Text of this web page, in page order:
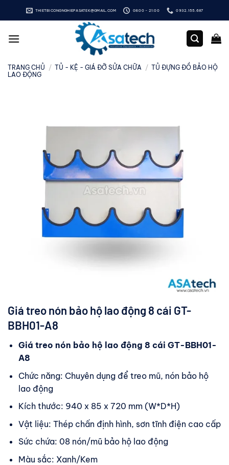
qua
dung
THIETBICONGNGHIEPASATEK@GMAIL.COM 08:00 - 21:00 0932.155.687
TRANG CHỦ / TỦ - KỆ - GIÁ ĐỠ SỬA CHỮA / TỦ ĐỰNG ĐỒ BẢO HỘ
LAO ĐỘNG
Giá treo nón bảo hộ lao động 8 cái GT-
BBH01-A8
Giá treo nón bảo hộ lao động 8 cái GT-BBH01-
A8
Chức năng: Chuyên dụng để treo mũ, nón bảo hộ
lao động
Kích thước: 940 x 85 x 720 mm (W*D*H)
Vật liệu: Thép chấn định hình, sơn tĩnh điện cao cấp
Sức chứa: 08 nón/mũ bảo hộ lao động
Màu sắc: Xanh/Kem